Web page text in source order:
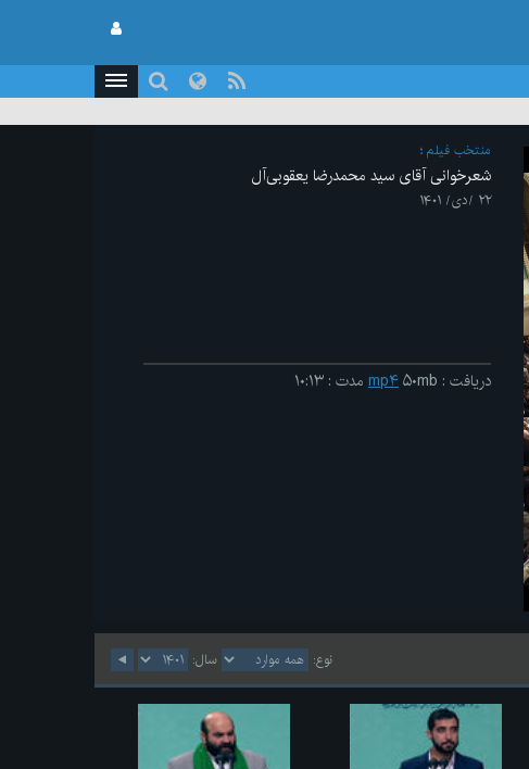
منتخب فیلم
شعرخوانی آقای سید محمدرضا یعقوبی‌آل
۲۲ /دی/ ۱۴۰۱
دریافت : mp۴۵۰mb مدت : ۱۰:۱۳
نوع: سال: